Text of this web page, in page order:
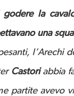
la
una
l’Arechi
Castoriabbia
partite avevo